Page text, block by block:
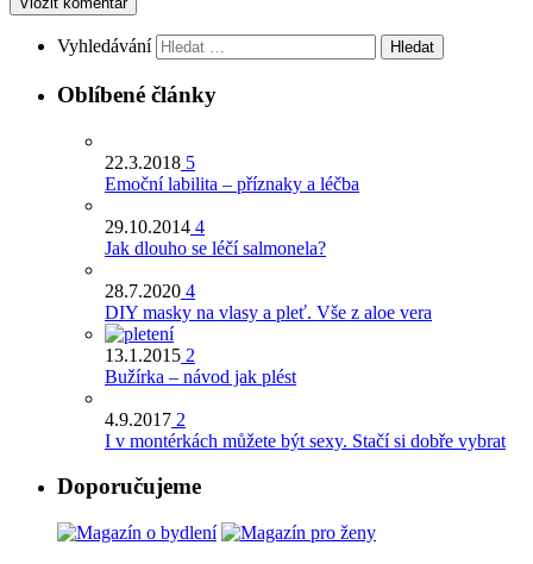
Vyhledávání
Oblíbené články
22.3.2018 5
Emoční labilita – příznaky a léčba
29.10.2014 4
Jak dlouho se léčí salmonela?
28.7.2020 4
DIY masky na vlasy a pleť. Vše z aloe vera
13.1.2015 2
Bužírka – návod jak plést
4.9.2017 2
I v montérkách můžete být sexy. Stačí si dobře vybrat
Doporučujeme